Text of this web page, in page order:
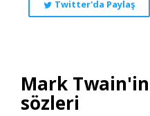
Twitter'da Paylaş
Mark
sözleri